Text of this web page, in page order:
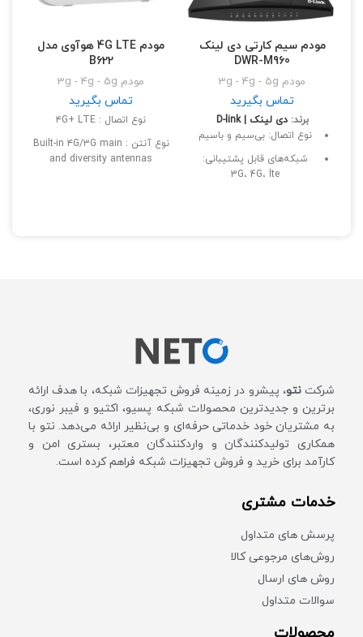
مودم سیم کارتی دی لینک
DWR-M960
مودم 3g - 4g - 5g
تماس بگیرید
برند:دی لینک | D-link
نوع اتصال: بی‌سیم و باسیم
شبکه‌های قابل پشتیبانی:
3G، 4G، lte
مودم 4G LTE هوآوی مدل
B622
مودم 3g - 4g - 5g
تماس بگیرید
نوع اتصال : ۴G+ LTE
نوع آنتن : Built-in ۴G/۳G main
and diversity antennas
شرکتنتو، پیشرو در زمینه فروش تجهیزات شبکه، با هدف ارائه
برترین و جدیدترین محصولات شبکه پسیو، اکتیو و فیبر نوری،
به مشتریان خود خدماتی حرفه‌ای و بی‌نظیر ارائه می‌دهد. نتو با
همکاری تولیدکنندگان و واردکنندگان معتبر، بستری امن و
کارآمد برای خرید و فروش تجهیزات شبکه فراهم کرده است.
خدمات مشتری
پرسش های متداول
روش‌های مرجوعی کالا
روش های ارسال
سوالات متداول